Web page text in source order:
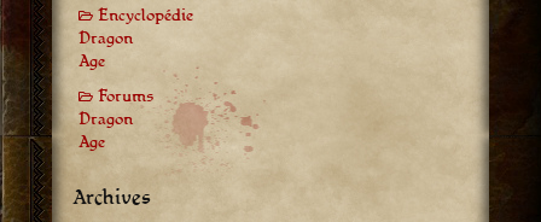
Encyclopédie
Dragon
Age
Forums
Dragon
Age
Archives